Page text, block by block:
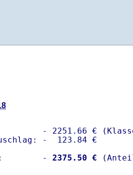
- 2251.66 €
-  123.84 €
-
2375.50 €